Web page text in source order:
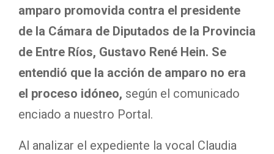
amparo promovida contra el presidente
de la Cámara de Diputados de la Provincia
de Entre Ríos, Gustavo René Hein. Se
entendió que la acción de amparo no era
el proceso idóneo, según el comunicado
enciado a nuestro Portal.
Al analizar el expediente la vocal Claudia